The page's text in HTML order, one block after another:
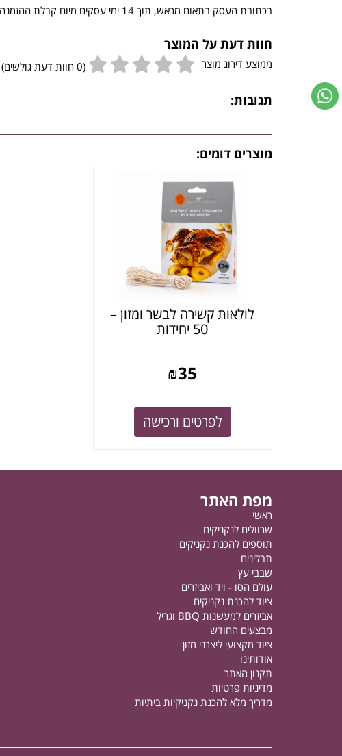
בכתובת העסק בתאום מראש, תוך 14 ימי עסקים מיום קבלת ההזמנה לידי הלקוח, באריזה מקורית שלא נפתחה, בכפוף להודעה לחנות ובכפוף להוראות תנאי השימוש.
חוות דעת על המוצר
ממוצע דירוג מוצר (0 חוות דעת גולשים)
תגובות:
מוצרים דומים:
לולאות קשירה לבשר ומזון –
50 יחידות
₪35
לפרטים ורכישה
מפת האתר
ראשי
שרוולים לנקניקים
תוספים להכנת נקניקים
תבלינים
שבבי עץ
עולם הסו - ויד ואביזרים
ציוד להכנת נקניקים
אביזרים למעשנות BBQ וגריל
מבצעים החודש
ציוד מקצועי ליצרני מזון
אודותינו
תקנון האתר
מדיניות פרטיות
מדריך מלא להכנת נקניקיות ביתיות